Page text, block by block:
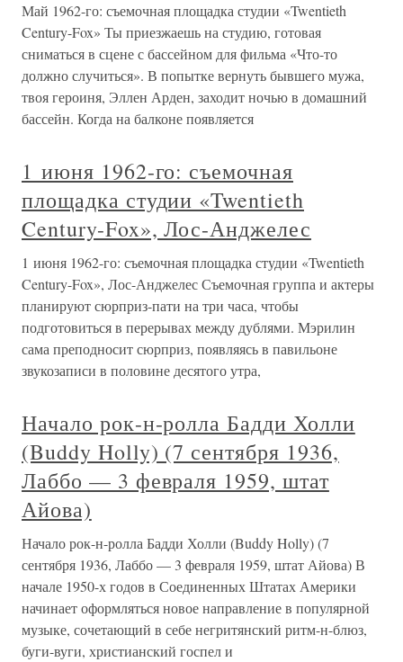
Май 1962-го: съемочная площадка студии «Twentieth
Century-Fox» Ты приезжаешь на студию, готовая
сниматься в сцене с бассейном для фильма «Что-то
должно случиться». В попытке вернуть бывшего мужа,
твоя героиня, Эллен Арден, заходит ночью в домашний
бассейн. Когда на балконе появляется
1 июня 1962-го: съемочная
площадка студии «Twentieth
Century-Fox», Лос-Анджелес
1 июня 1962-го: съемочная площадка студии «Twentieth
Century-Fox», Лос-Анджелес Съемочная группа и актеры
планируют сюрприз-пати на три часа, чтобы
подготовиться в перерывах между дублями. Мэрилин
сама преподносит сюрприз, появляясь в павильоне
звукозаписи в половине десятого утра,
Начало рок-н-ролла Бадди Холли
(Buddy Holly) (7 сентября 1936,
Лаббо — 3 февраля 1959, штат
Айова)
Начало рок-н-ролла Бадди Холли (Buddy Holly) (7
сентября 1936, Лаббо — 3 февраля 1959, штат Айова) В
начале 1950-х годов в Соединенных Штатах Америки
начинает оформляться новое направление в популярной
музыке, сочетающий в себе негритянский ритм-н-блюз,
буги-вуги, христианский госпел и